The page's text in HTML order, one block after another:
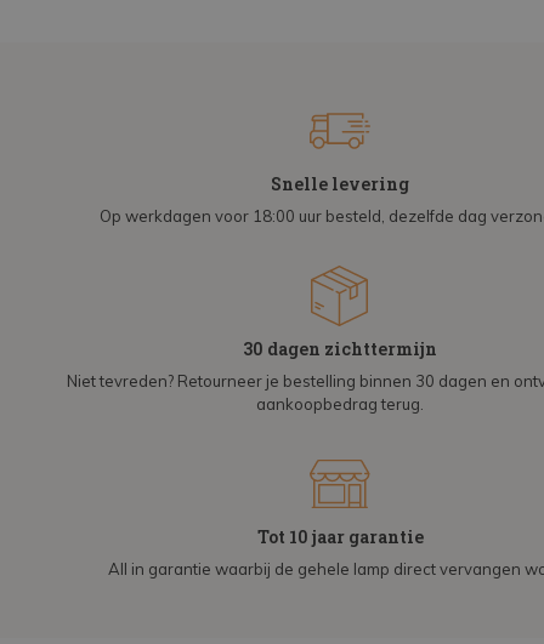
Snelle levering
Op werkdagen voor 18:00 uur besteld, dezelfde dag
30 dagen zichttermijn
Niet tevreden? Retourneer je bestelling binnen 30 dagen en
aankoopbedrag terug.
Tot 10 jaar garantie
All in garantie waarbij de gehele lamp direct vervangen